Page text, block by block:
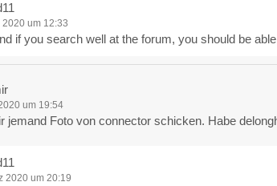
2020 um 12:33
if you search well at the forum, you should be
um 19:54
jemand Foto von connector schicken. Habe
2020 um 20:19